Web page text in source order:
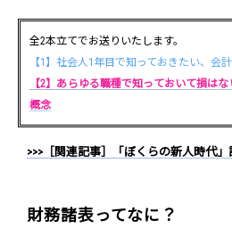
全2本立てでお送りいたします。
【1】社会人1年目で知っておきたい、会
【2】あらゆる職種で知っておいて損は
概念
>>>［関連記事］「ぼくらの新人時代
財務諸表ってなに？